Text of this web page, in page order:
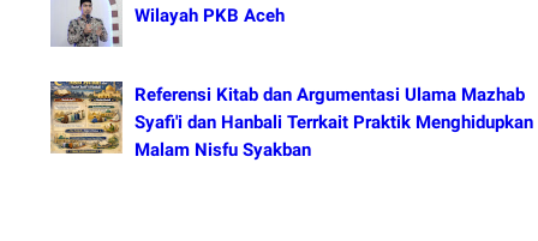
Wilayah PKB Aceh
Referensi Kitab dan Argumentasi Ulama Mazhab
Syafi'i dan Hanbali Terrkait Praktik Menghidupkan
Malam Nisfu Syakban